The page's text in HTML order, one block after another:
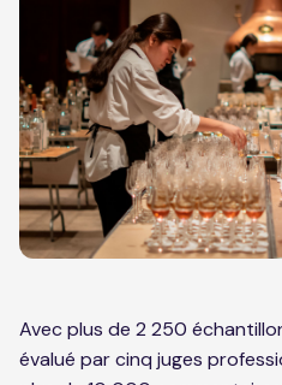
Avec plus de 2 250
évalué par cinq juges